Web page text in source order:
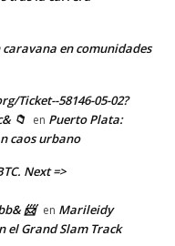
en comunidades
Ticket--58146-05-02?
📁 en Puerto Plata:
caos urbano
Next =>
📨 en Marileidy
el Grand Slam Track